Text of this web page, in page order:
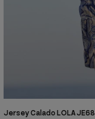
Jersey Calado LOLA JE68